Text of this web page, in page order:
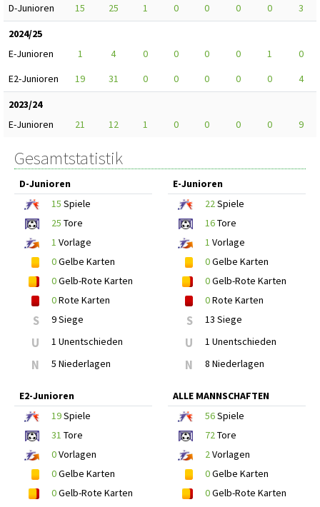
D-Junioren
15 25 1 0 0 0 0
3
2024/25
E-Junioren
1 4 0 0 0 0 1
0
E2-Junioren
19 31 0 0 0 0 0
4
2023/24
E-Junioren
21 12 1 0 0 0 0 9
Gesamtstatistik
D-Junioren
15 Spiele
25 Tore
1 Vorlage
0Gelbe Karten
0Gelb-Rote Karten
0Rote Karten
S 9 Siege
U 1 Unentschieden
N 5 Niederlagen
E-Junioren
22Spiele
16Tore
1 Vorlage
0Gelbe Karten
0Gelb-Rote Karten
0Rote Karten
S 13 Siege
U 1 Unentschieden
N 8 Niederlagen
E2-Junioren
19Spiele
31 Tore
0Vorlagen
0Gelbe Karten
0Gelb-Rote Karten
ALLE MANNSCHAFTEN
56Spiele
72Tore
2Vorlagen
0Gelbe Karten
0Gelb-Rote Karten